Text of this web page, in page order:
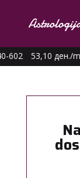
602 53,10 ден./min